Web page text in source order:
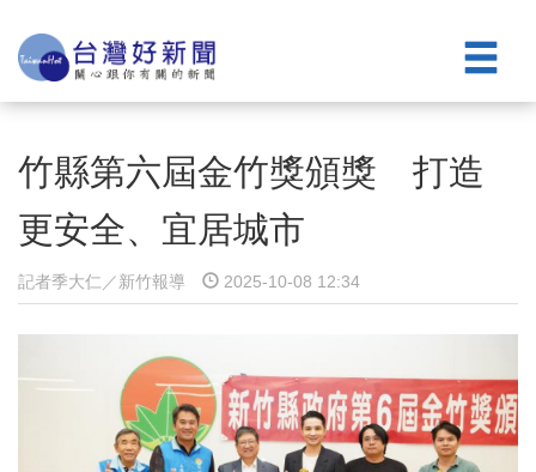
竹縣第六屆金竹獎頒獎 打造
更安全、宜居城市
記者季大仁／新竹報導 2025-10-08 12:34